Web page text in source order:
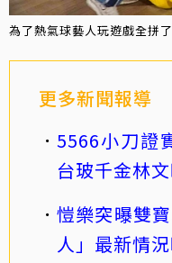
為了熱氣球藝人玩遊戲全拼
更多新聞報導
5566小刀證
台玻千金林
愷樂突曝雙
人」最新情